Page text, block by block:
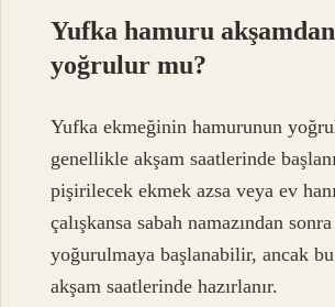
Yufka hamuru akşamdan
yoğrulur mu?
Yufka ekmeğinin hamurunun
genellikle akşam saatlerinde
pişirilecek ekmek azsa veya ev
çalışkansa sabah namazından
yoğurulmaya başlanabilir, ancak
akşam saatlerinde hazırlanır.